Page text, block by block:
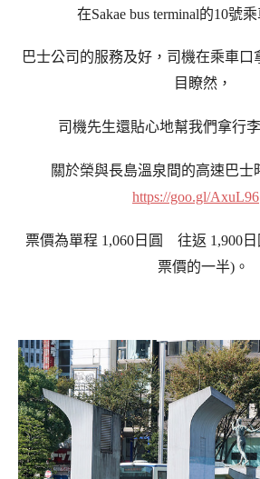
在Sakae bus terminal的10號
巴士公司的服務及好，司機在乘車
目瞭然，
司機先生還貼心地幫我們拿行
關於榮與長島溫泉間的高速巴士
https://goo.gl/AxuL96
票價為單程 1,060日圓 往返 1,900
票價的一半)。